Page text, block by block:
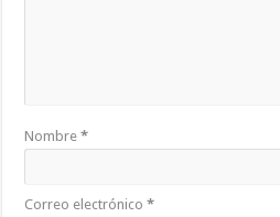
Nombre*
Correo electrónico*